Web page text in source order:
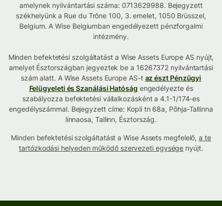
amelynek nyilvántartási száma: 0713629988. Bejegyzett
székhelyünk a Rue du Trône 100, 3. emelet, 1050 Brüsszel,
Belgium. A Wise Belgiumban engedélyezett pénzforgalmi
intézmény.
Minden befektetési szolgáltatást a Wise Assets Europe AS nyújt,
amelyet Észtországban jegyeztek be a 16267372 nyilvántartási
szám alatt. A Wise Assets Europe AS-t az észt Pénzügyi
Felügyeleti és Szanálási Hatóság engedélyezte és
szabályozza befektetési vállalkozásként a 4.1-1/174-es
engedélyszámmal. Bejegyzett címe: Kopli tn 68a, Põhja-Tallinna
linnaosa, Tallinn, Észtország.
Minden befektetési szolgáltatást a Wise Assets megfelelő,a te
tartózkodási helyeden működő szervezeti egysége nyújt.